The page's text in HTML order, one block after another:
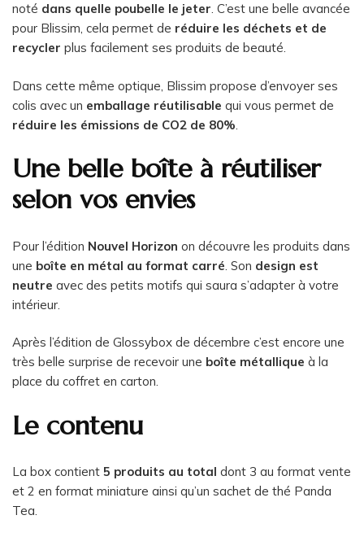
noté dans quelle poubelle le jeter. C’est une belle avancée
pour Blissim, cela permet de réduire les déchets et de
recycler plus facilement ses produits de beauté.
Dans cette même optique, Blissim propose d’envoyer ses
colis avec un emballage réutilisable qui vous permet de
réduire les émissions de CO2 de 80%
Une belle boîte à réutiliser
selon vos envies
Pour l’édition Nouvel Horizon on découvre les produits dans
une boîte en métal au format carré . Son design est
neutre avec des petits motifs qui saura s’adapter à votre
intérieur.
Après l’édition de Glossybox de décembre c’est encore une
très belle surprise de recevoir une boîte métallique à la
place du coffret en carton.
Le contenu
La box contient 5 produits au total dont 3 au format vente
et 2 en format miniature ainsi qu’un sachet de thé Panda
Tea.